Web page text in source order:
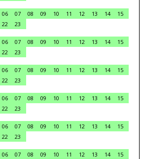
06 07 08 09 10 11 12 13 14
15
22
23
06 07 08 09 10 11 12 13 14
15
22
23
06 07 08 09 10 11 12 13 14
15
22
23
06 07 08 09 10 11 12 13 14
15
22
23
06 07 08 09 10 11 12 13 14
15
22
23
06 07 08 09 10 11 12 13 14
15